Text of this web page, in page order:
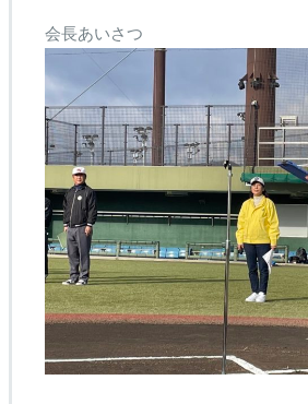
会長あいさつ